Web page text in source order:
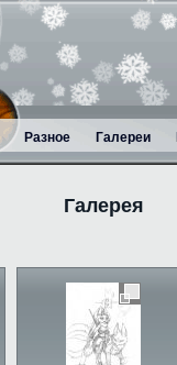
Разное Галереи
Галерея